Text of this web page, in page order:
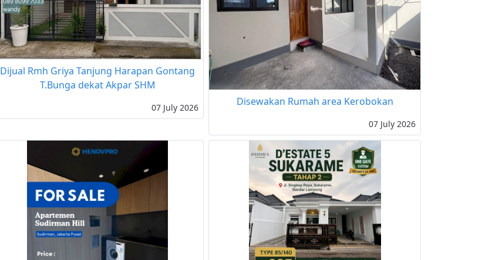
Dijual Rmh Griya Tanjung Harapan Gontang
T.Bunga dekat Akpar SHM
07 July 2026 Disewakan Rumah area Kerobokan
07 July 2026